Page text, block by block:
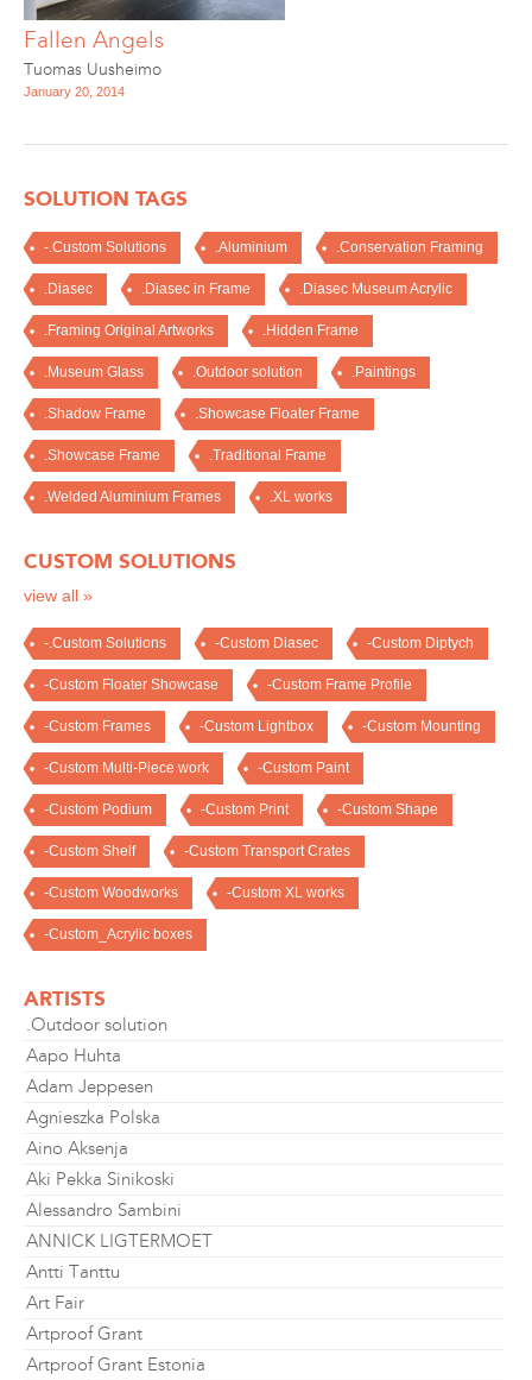
Fallen Angels
Tuomas Uusheimo
January 20, 2014
SOLUTION TAGS
-.Custom Solutions .Aluminium .Conservation Framing
.Diasec .Diasec in Frame .Diasec Museum Acrylic
.Framing Original Artworks .Hidden Frame
.Museum Glass .Outdoor solution .Paintings
.Shadow Frame .Showcase Floater Frame
.Showcase Frame .Traditional Frame
.Welded Aluminium Frames .XL works
CUSTOM SOLUTIONS
view all »
-.Custom Solutions -Custom Diasec -Custom Diptych
-Custom Floater Showcase -Custom Frame Profile
-Custom Frames -Custom Lightbox -Custom Mounting
-Custom Multi-Piece work -Custom Paint
-Custom Podium -Custom Print -Custom Shape
-Custom Shelf -Custom Transport Crates
-Custom Woodworks -Custom XL works
-Custom_Acrylic boxes
ARTISTS
.Outdoor solution
Aapo Huhta
Adam Jeppesen
Agnieszka Polska
Aino Aksenja
Aki Pekka Sinikoski
Alessandro Sambini
ANNICK LIGTERMOET
Antti Tanttu
Art Fair
Artproof Grant
Artproof Grant Estonia